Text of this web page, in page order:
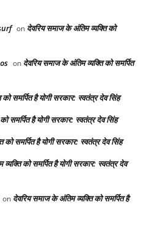
on देवरिय समाज के अंतिम व्यक्ति को
on देवरिय समाज के अंतिम व्यक्ति को समर्पित
समर्पित है योगी सरकार: स्वतंत्र देव सिंह
समर्पित है योगी सरकार: स्वतंत्र देव सिंह
को समर्पित है योगी सरकार: स्वतंत्र देव सिंह
को समर्पित है योगी सरकार: स्वतंत्र देव
on देवरिय समाज के अंतिम व्यक्ति को समर्पित है